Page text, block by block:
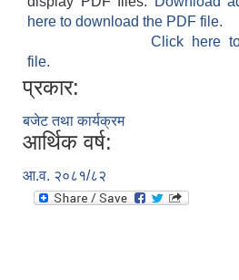
here to download the PDF file.
Click here
file.
प्रकार:
बजेट तथा कार्यक्रम
आर्थिक वर्ष:
आ.व. २०८१/८२